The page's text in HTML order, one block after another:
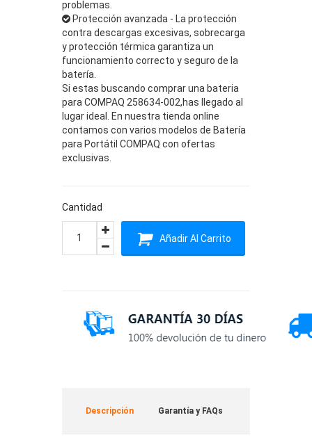
problemas.
Protección avanzada - La protección
contra descargas excesivas, sobrecarga
y protección térmica garantiza un
funcionamiento correcto y seguro de la
batería.
Si estas buscando comprar una bateria
para COMPAQ 258634-002,has llegado al
lugar ideal. En nuestra tienda online
contamos con varios modelos de Batería
para Portátil COMPAQ con ofertas
exclusivas.
Cantidad
Añadir Al Carrito
Descripción Garantía y FAQs